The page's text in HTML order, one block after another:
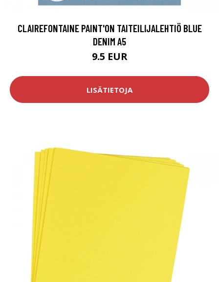
CLAIREFONTAINE PAINT'ON TAITEILIJALEHTIÖ BLUE
DENIM A5
9.5 EUR
LISÄTIETOJA